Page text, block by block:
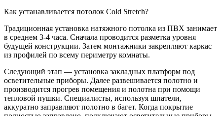
Как устанавливается потолок Cold Stretch?
Традиционная установка натяжного потолка из ПВХ занимает
в среднем 3-4 часа. Сначала проводится разметка уровня
будущей конструкции. Затем монтажники закрепляют каркас
из профилей по всему периметру комнаты.
Следующий этап — установка закладных платформ под
осветительные приборы. Далее развешивается полотно и
производится прогрев помещения и полотна при помощи
тепловой пушки. Специалисты, используя шпатели,
аккуратно заправляют полотно в багет. Когда покрытие